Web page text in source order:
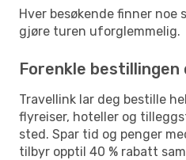
Hver besøkende finner noe
gjøre turen uforglemmelig.
Forenkle bestillingen
Travellink lar deg bestille
flyreiser, hoteller og
sted. Spar tid og penger
tilbyr opptil 40 % rabatt